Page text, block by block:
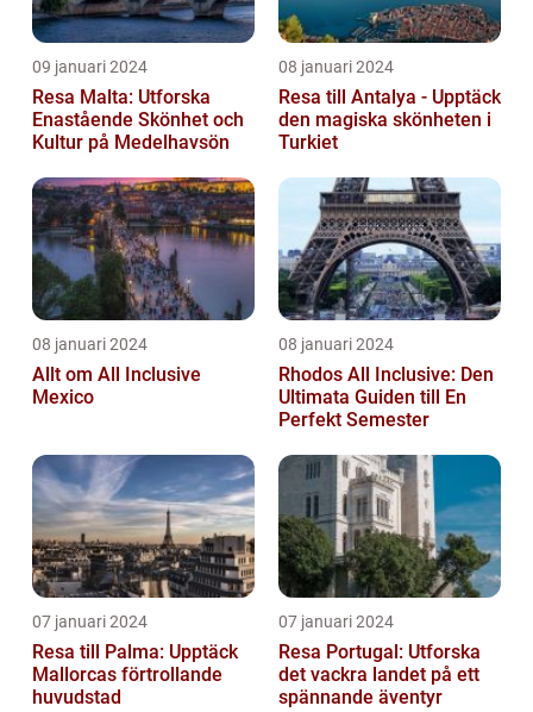
09 januari 2024
Resa Malta: Utforska
Enastående Skönhet och
Kultur på Medelhavsön
08 januari 2024
Resa till Antalya - Upptäck
den magiska skönheten i
Turkiet
08 januari 2024
Allt om All Inclusive
Mexico
08 januari 2024
Rhodos All Inclusive: Den
Ultimata Guiden till En
Perfekt Semester
07 januari 2024
Resa till Palma: Upptäck
Mallorcas förtrollande
huvudstad
07 januari 2024
Resa Portugal: Utforska
det vackra landet på ett
spännande äventyr